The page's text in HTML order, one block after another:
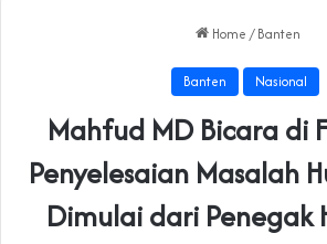
Home / Banten
Banten Nasional
Mahfud MD Bicara di
Penyelesaian Masalah
Dimulai dari Penegak